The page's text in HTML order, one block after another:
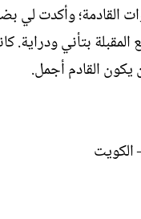
القادمة؛ وأكدت لي
المقبلة بتأني ودراية.
يكون القادم أجمل.
الكويت